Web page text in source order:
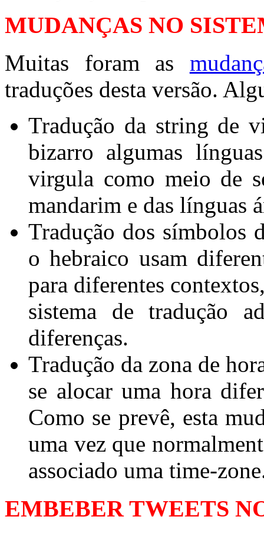
MUDANÇAS NO
Muitas foram as
traduções desta versão.
Tradução da string de
bizarro algumas
virgula como meio de
mandarim e das línguas
Tradução dos símbolos
o hebraico usam
para diferentes
sistema de tradução
diferenças.
Tradução da zona de
se alocar uma hora
Como se prevê, esta
uma vez que
associado uma time-
EMBEBER TWEETS